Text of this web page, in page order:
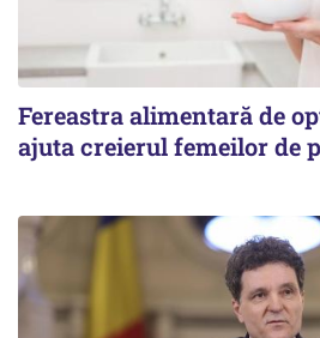
Fereastra alimentară de
ajuta creierul femeilor de